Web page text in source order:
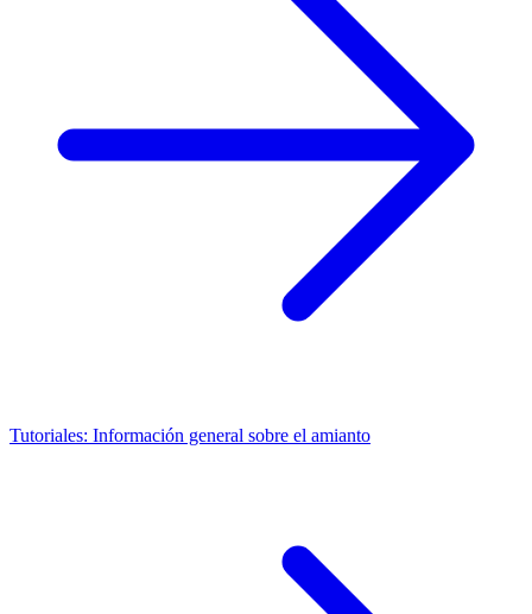
Tutoriales: Información general sobre el amianto